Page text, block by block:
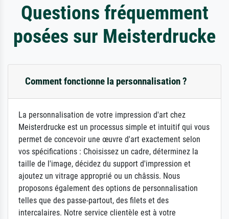
Questions fréquemment
posées sur Meisterdrucke
Comment fonctionne la personnalisation ?
La personnalisation de votre impression d'art chez
Meisterdrucke est un processus simple et intuitif qui vous
permet de concevoir une œuvre d'art exactement selon
vos spécifications : Choisissez un cadre, déterminez la
taille de l'image, décidez du support d'impression et
ajoutez un vitrage approprié ou un châssis. Nous
proposons également des options de personnalisation
telles que des passe-partout, des filets et des
intercalaires. Notre service clientèle est à votre